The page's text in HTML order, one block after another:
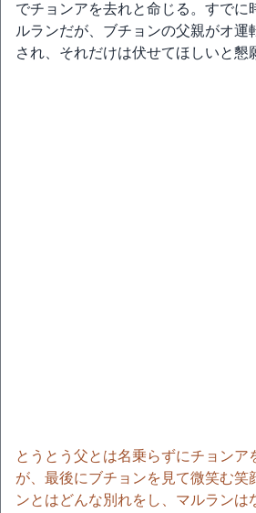
でチョンアを去れと命じる。すでに
ルランだが、ブチョンの父親がオ運
され、それだけは伏せてほしいと懇
とうとう父とは名乗らずにチョンア
が、最後にブチョンを見て微笑む笑
ンとはどんな別れをし、マルランは